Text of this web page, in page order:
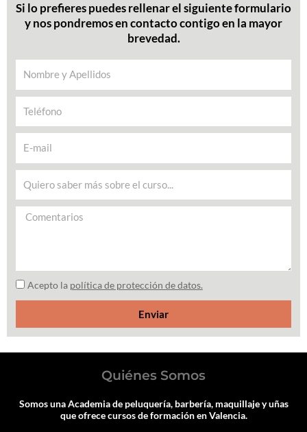
Si lo prefieres puedes rellenar el siguiente formulario
y nos pondremos en contacto contigo en la mayor
brevedad.
Acepto la política de protección de datos.
Enviar
Quiénes Somos
Somos una Academia de peluquería, barbería, maquillaje y uñas
que ofrece cursos de formación en Valencia.